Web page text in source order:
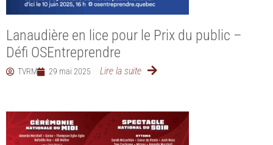
Lanaudière en lice pour le Prix du public –
Défi OSEntreprendre
TVRM 29 mai 2025 Lire la suite